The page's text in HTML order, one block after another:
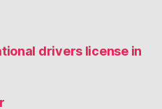
drivers license in